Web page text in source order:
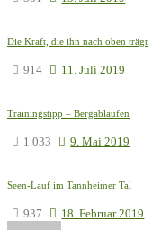
Die Kraft, die ihn nach oben trägt
914 11. Juli 2019
Trainingstipp – Bergablaufen
1.033 9. Mai 2019
Seen-Lauf im Tannheimer Tal
937 18. Februar 2019